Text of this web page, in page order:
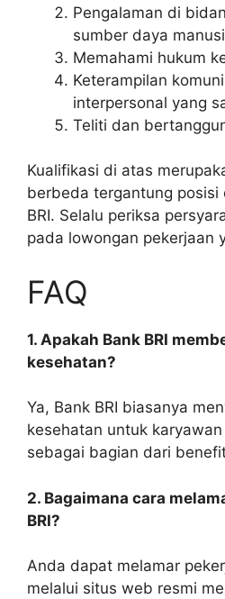
Pengalaman di
sumber daya
Memahami hukum
Keterampilan
interpersonal yang
Teliti dan
Kualifikasi di atas
berbeda tergantung posisi
BRI. Selalu periksa
pada lowongan pekerjaan
FAQ
1. Apakah Bank BRI
kesehatan?
Ya, Bank BRI biasanya
kesehatan untuk
sebagai bagian dari
2. Bagaimana cara
BRI?
Anda dapat melamar
melalui situs web resmi